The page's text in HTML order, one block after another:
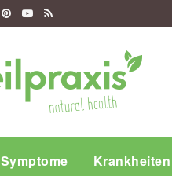
Symptome Krankheiten